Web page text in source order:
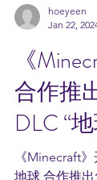
hoeyeen
Jan 22, 2024
《
合作推
DLC “